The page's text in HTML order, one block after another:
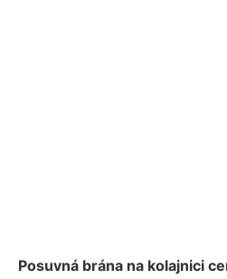
Posuvná brána na kolajnici